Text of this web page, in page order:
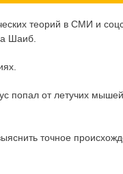
теорий в СМИ и
Шаиб.
попал от летучих
точное